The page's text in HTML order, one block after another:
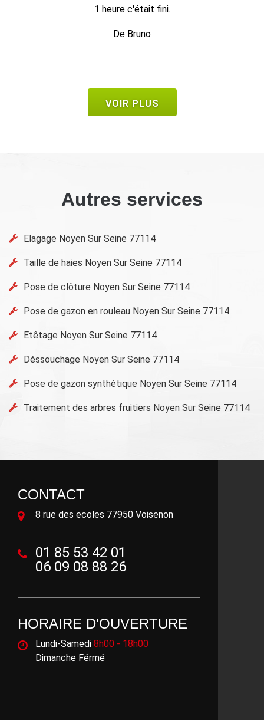
recommander
De Frank
VOIR PLUS
Autres services
Elagage Noyen Sur Seine 77114
Taille de haies Noyen Sur Seine 77114
Pose de clôture Noyen Sur Seine 77114
Pose de gazon en rouleau Noyen Sur Seine 77114
Etêtage Noyen Sur Seine 77114
Déssouchage Noyen Sur Seine 77114
Pose de gazon synthétique Noyen Sur Seine 77114
Traitement des arbres fruitiers Noyen Sur Seine 77114
CONTACT
8 rue des ecoles 77950 Voisenon
01 85 53 42 01
06 09 08 88 26
HORAIRE D'OUVERTURE
Lundi-Samedi 8h00 - 18h00
Dimanche Férmé